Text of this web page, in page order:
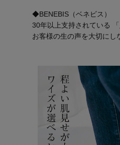
◆BENEBIS（ベネビス）
30年以上支持されている
お客様の生の声を大切にし